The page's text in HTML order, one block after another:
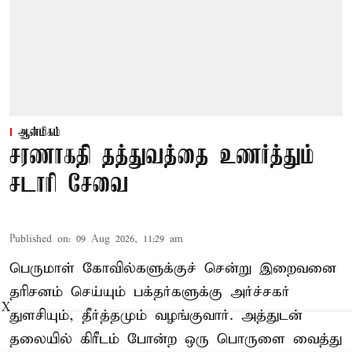
ஆன்மிகம்
சரணாகதி தத்துவத்தை உணர்த்தும்
சடாரி சேவை
Published on: 09 Aug 2026, 11:29 am
பெருமாள் கோவில்களுக்குச் சென்று இறைவனை
தரிசனம் செய்யும் பக்தர்களுக்கு அர்ச்சகர்
துளசியும், தீர்த்தமும் வழங்குவார். அத்துடன்
தலையில் கிரீடம் போன்ற ஒரு பொருளை வைத்து
X